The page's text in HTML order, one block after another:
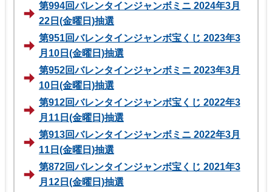
第994回バレンタインジャンボミニ 2024年3月
22日(金曜日)抽選
第951回バレンタインジャンボ宝くじ 2023年3
月10日(金曜日)抽選
第952回バレンタインジャンボミニ 2023年3月
10日(金曜日)抽選
第912回バレンタインジャンボ宝くじ 2022年3
月11日(金曜日)抽選
第913回バレンタインジャンボミニ 2022年3月
11日(金曜日)抽選
第872回バレンタインジャンボ宝くじ 2021年3
月12日(金曜日)抽選